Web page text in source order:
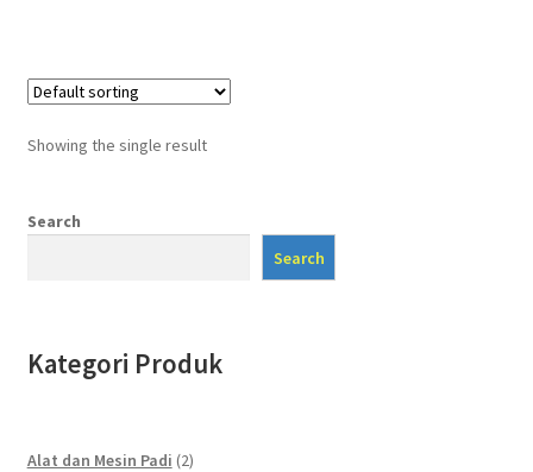
Showing the single result
Search
Search
Kategori Produk
Alat dan Mesin Padi 22